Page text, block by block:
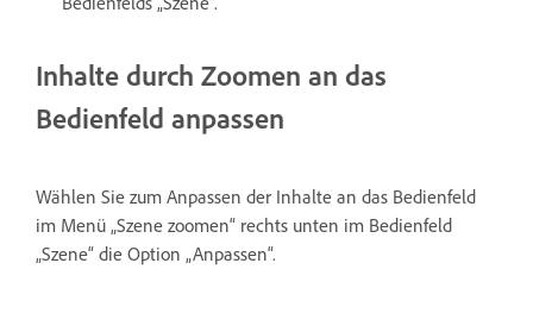
Inhalte durch Zoomen an das
Bedienfeld anpassen
Wählen Sie zum Anpassen der Inhalte an das Bedienfeld
im Menü „Szene zoomen“ rechts unten im Bedienfeld
„Szene“ die Option „Anpassen“.